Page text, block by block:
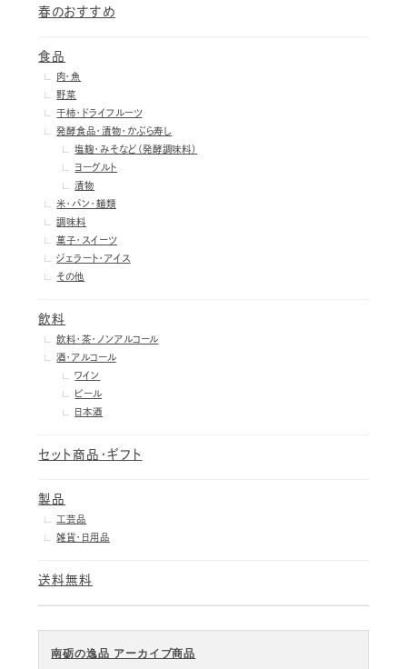
春のおすすめ
食品
肉・魚
野菜
干柿・ドライフルーツ
発酵食品・漬物・かぶら寿し
塩麹・みそなど（発酵調味料）
ヨーグルト
漬物
米・パン・麺類
調味料
菓子・スイーツ
ジェラート・アイス
その他
飲料
飲料・茶・ノンアルコール
酒・アルコール
ワイン
ビール
日本酒
セット商品・ギフト
製品
工芸品
雑貨・日用品
送料無料
南砺の逸品 アーカイブ商品